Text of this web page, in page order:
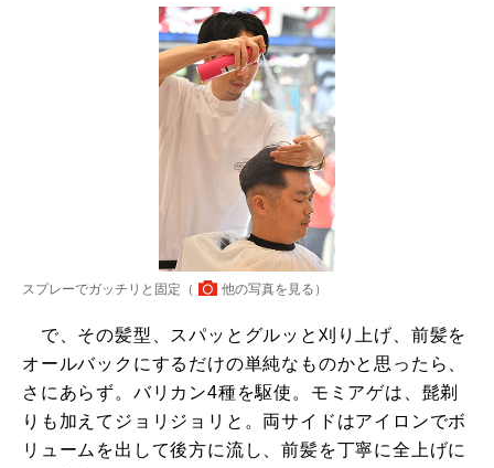
スプレーでガッチリと固定（ 他の写真を見る ）
で、その髪型、スパッとグルッと刈り上げ、前髪を
オールバックにするだけの単純なものかと思ったら、
さにあらず。バリカン4種を駆使。モミアゲは、髭剃
りも加えてジョリジョリと。両サイドはアイロンでボ
リュームを出して後方に流し、前髪を丁寧に全上げに